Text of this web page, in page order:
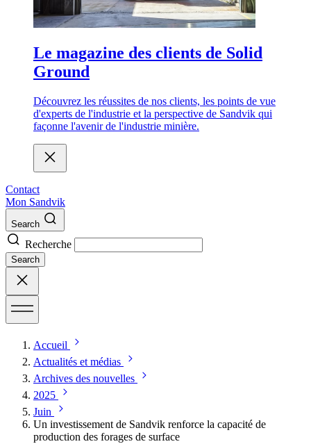
Le magazine des clients de Solid
Ground
Découvrez les réussites de nos clients, les points de vue
d'experts de l'industrie et la perspective de Sandvik qui
façonne l'avenir de l'industrie minière.
Contact
Mon Sandvik
Search
Recherche
Search
Accueil
Actualités et médias
Archives des nouvelles
2025
Juin
Un investissement de Sandvik renforce la capacité de
production des forages de surface